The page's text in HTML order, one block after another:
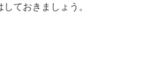
ておきましょう。